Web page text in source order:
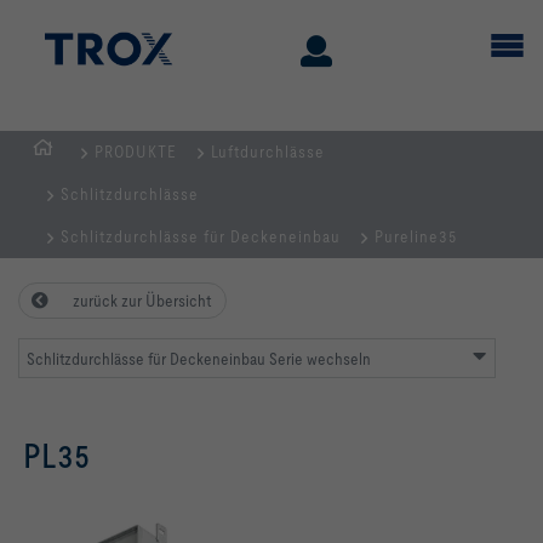
PRODUKTE Luftdurchlässe
Schlitzdurchlässe
Schlitzdurchlässe für Deckeneinbau Pureline35
zurück zur Übersicht
Schlitzdurchlässe für Deckeneinbau Serie wechseln
PL35